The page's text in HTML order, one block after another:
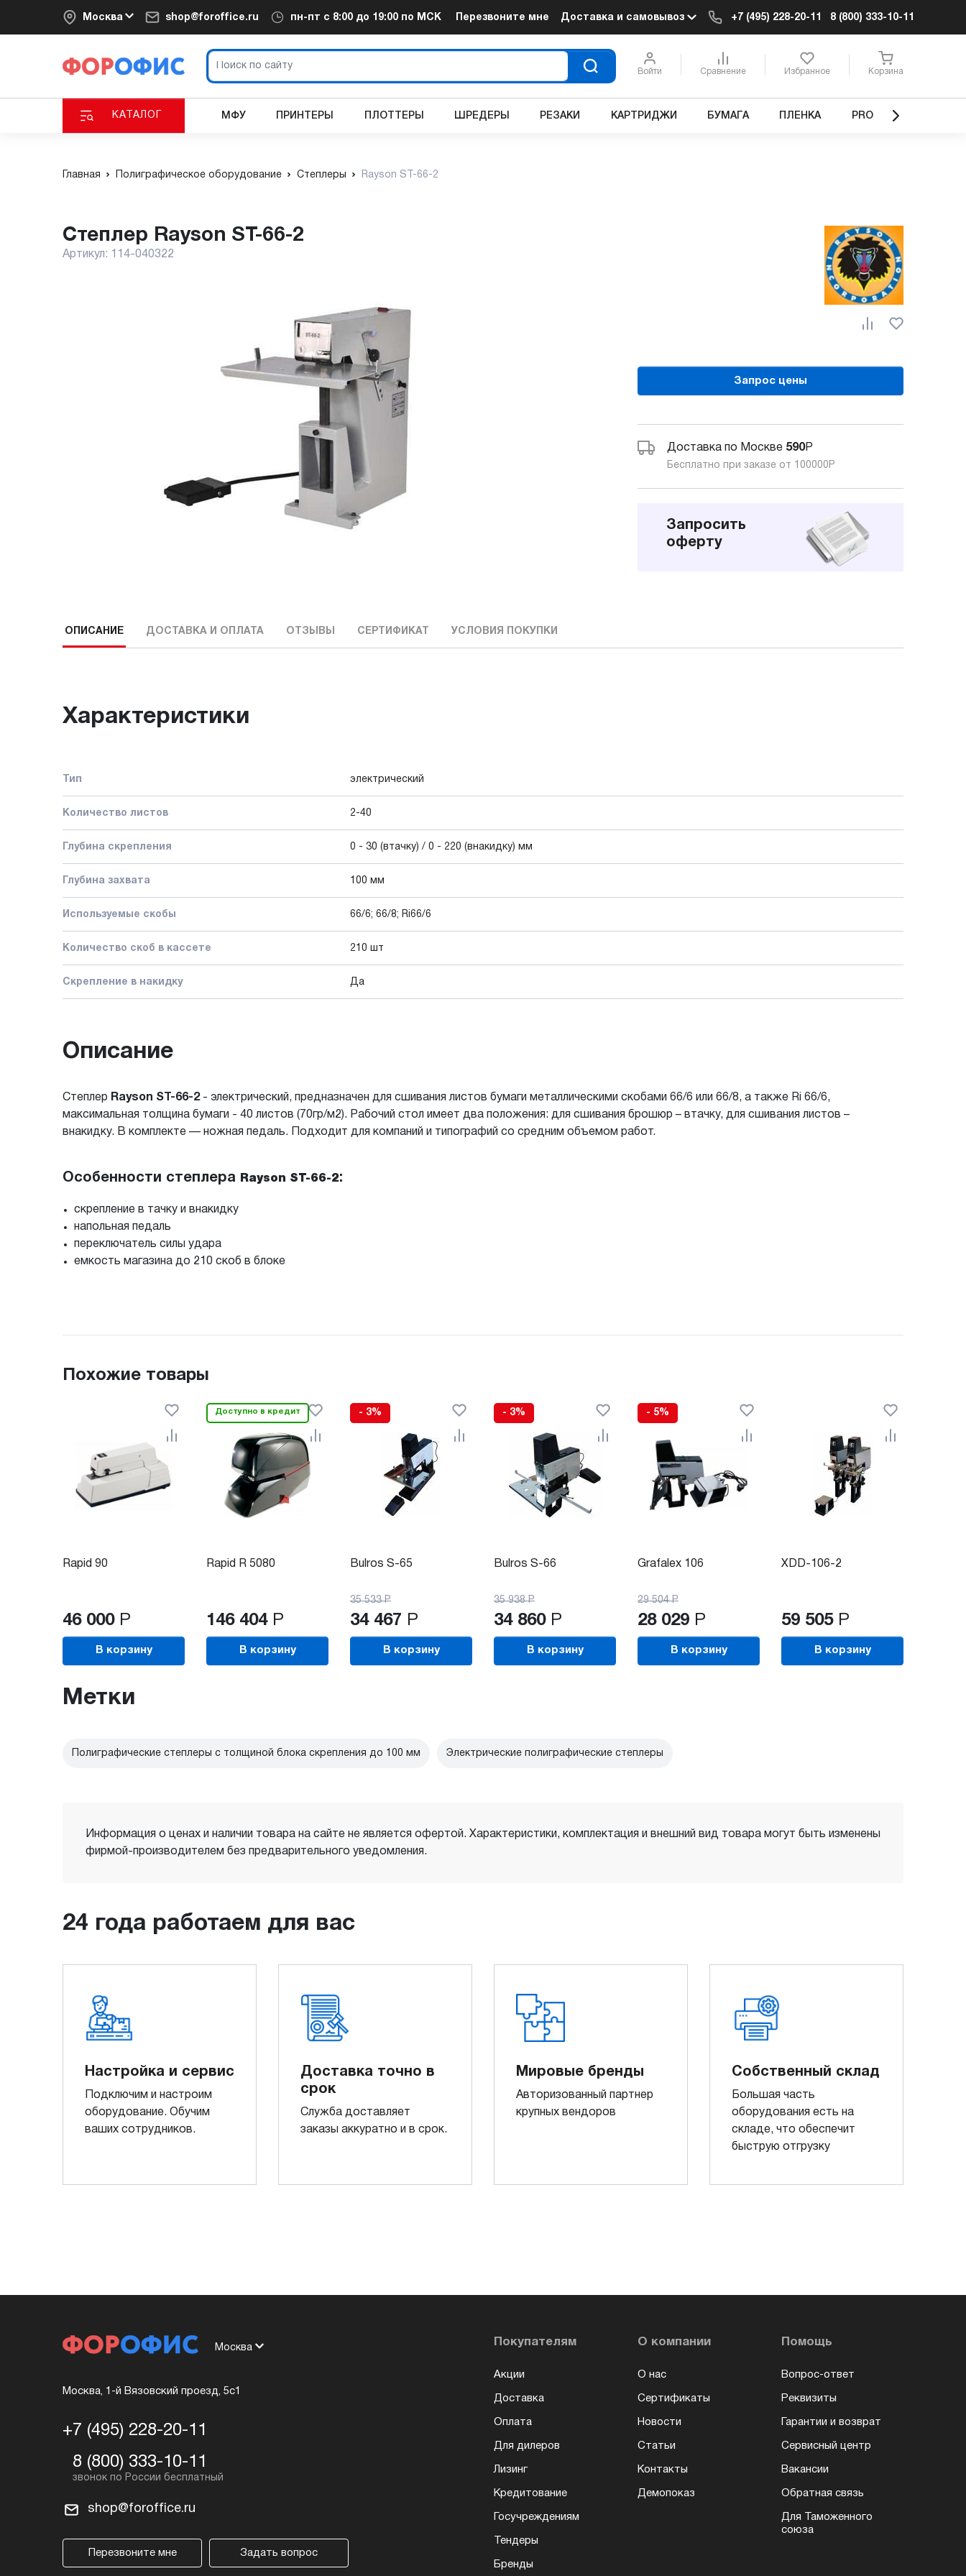
Москва shop@foroffice.ru пн-пт с 8:00 до 19:00 по МСК Перезвоните мне Доставка и самовывоз +7 (495) 228-20-11 8 (800) 333-10-11
Войти Сравнение Избранное Корзина
КАТАЛОГ МФУ ПРИНТЕРЫ ПЛОТТЕРЫ ШРЕДЕРЫ РЕЗАКИ КАРТРИДЖИ БУМАГА ПЛЕНКА PRO
Главная Полиграфическое оборудование Степлеры Rayson ST-66-2
Степлер Rayson ST-66-2
Артикул: 114-040322
Запрос цены
Доставка по Москве 590Р
Бесплатно при заказе от 100000 Р
Запросить
оферту
ОПИСАНИЕ ДОСТАВКА И ОПЛАТА ОТЗЫВЫ СЕРТИФИКАТ УСЛОВИЯ ПОКУПКИ
Характеристики
Тип электрический
Количество листов 2-40
Глубина скрепления 0 - 30 (втачку) / 0 - 220 (внакидку) мм
Глубина захвата 100 мм
Используемые скобы 66/6; 66/8; Ri66/6
Количество cкоб в кассете 210 шт
Скрепление в накидку Да
Описание
Степлер Rayson ST-66-2- электрический, предназначен для сшивания листов бумаги металлическими скобами 66/6 или 66/8, а также Ri 66/6,
максимальная толщина бумаги - 40 листов (70гр/м2). Рабочий стол имеет два положения: для сшивания брошюр – втачку, для сшивания листов –
внакидку. В комплекте — ножная педаль. Подходит для компаний и типографий со средним объемом работ.
Особенности степлера Rayson ST-66-2:
скрепление в тачку и внакидку
напольная педаль
переключатель силы удара
емкость магазина до 210 скоб в блоке
Похожие товары
Rapid 90
46 000 Р
В корзину
Доступно в кредит
Rapid R 5080
146 404 Р
В корзину
- 3%
Bulros S-65
35 533 Р
34 467 Р
В корзину
- 3%
Bulros S-66
35 938 Р
34 860 Р
В корзину
- 5%
Grafalex 106
29 504 Р
28 029 Р
В корзину
XDD-106-2
59 505 Р
В корзину
Метки
Полиграфические степлеры с толщиной блока скрепления до 100 мм Электрические полиграфические степлеры
Информация о ценах и наличии товара на сайте не является офертой. Характеристики, комплектация и внешний вид товара могут быть изменены
фирмой-производителем без предварительного уведомления.
24 года работаем для вас
Настройка и сервис
Подключим и настроим
оборудование. Обучим
ваших сотрудников.
Доставка точно в
срок
Служба доставляет
заказы аккуратно и в срок.
Мировые бренды
Авторизованный партнер
крупных вендоров
Собственный склад
Большая часть
оборудования есть на
складе, что обеспечит
быструю отгрузку
Москва
Москва, 1-й Вязовский проезд, 5с1
+7 (495) 228-20-11
8 (800) 333-10-11
shop@foroffice.ru
Перезвоните мне Задать вопрос
Покупателям
Акции
Доставка
Оплата
Для дилеров
Лизинг
Кредитование
Госучреждениям
Тендеры
Бренды
О компании
О нас
Сертификаты
Новости
Статьи
Контакты
Демопоказ
Помощь
Вопрос-ответ
Реквизиты
Гарантии и возврат
Сервисный центр
Вакансии
Обратная связь
Для Таможенного
союза